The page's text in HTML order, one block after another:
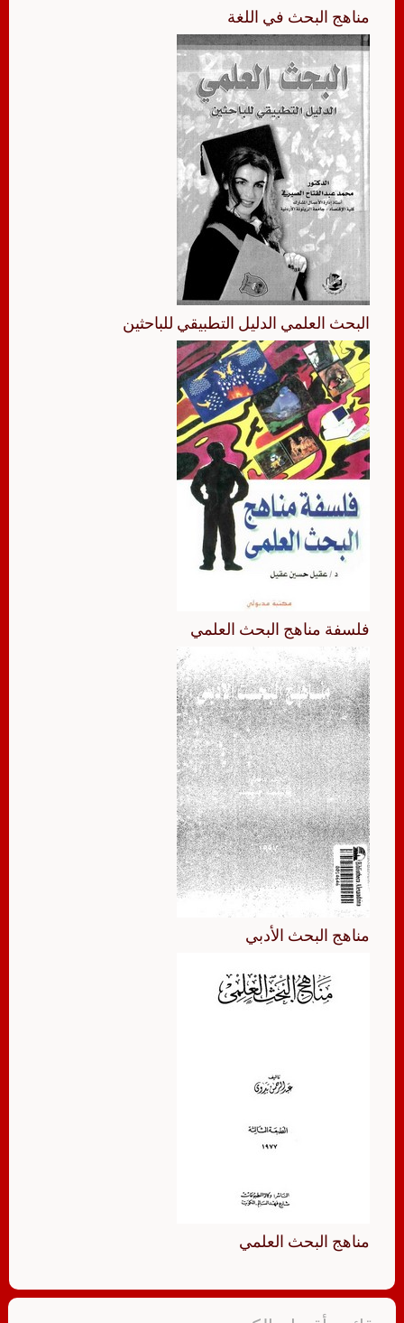
مناهج البحث في اللغة
البحث العلمي الدليل التطبيقي للباحثين
فلسفة مناهج البحث العلمي
مناهج البحث الأدبي
مناهج البحث العلمي